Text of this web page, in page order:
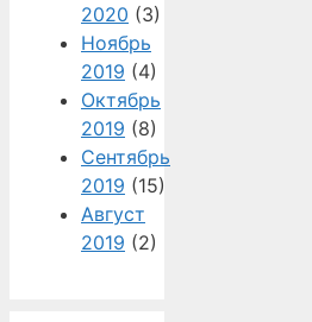
2020 (3)
Ноябрь
2019 (4)
Октябрь
2019 (8)
Сентябрь
2019 (15)
Август
2019 (2)